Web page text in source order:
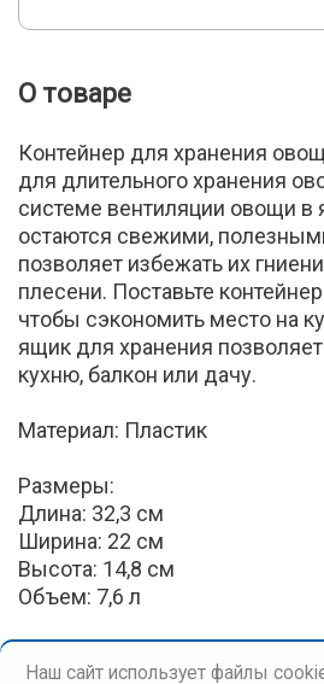
О товаре
Контейнер для хранения
для длительного хранения
системе вентиляции овощи в
остаются свежими,
позволяет избежать их
плесени. Поставьте
чтобы сэкономить место на
ящик для хранения
кухню, балкон или дачу.
Материал: Пластик
Размеры:
Длина: 32,3 см
Ширина: 22 см
Высота: 14,8 см
Объем: 7,6 л
Наш сайт использует файлы